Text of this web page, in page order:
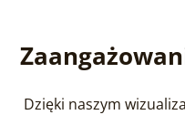
Dzięki naszym